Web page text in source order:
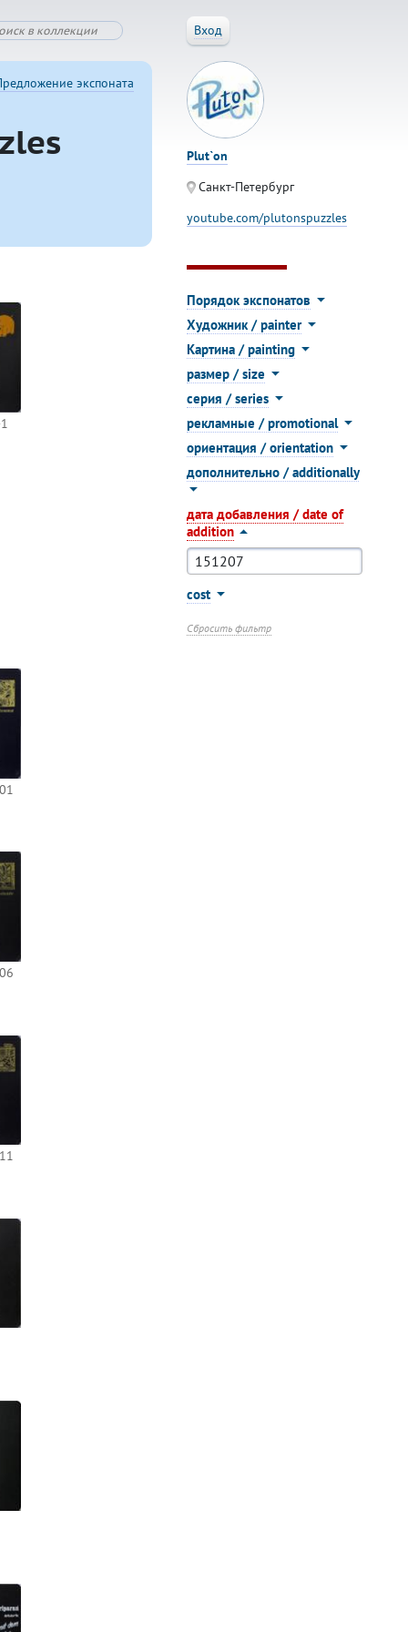
Вход
экспоната
Plut`on
Санкт-Петербург
youtube.com/plutonspuzzles
Порядок экспонатов
Художник / painter
Картина / painting
размер / size
серия / series
рекламные / promotional
ориентация / orientation
дополнительно / additionally
дата добавления / date of
addition
cost
Сбросить фильтр